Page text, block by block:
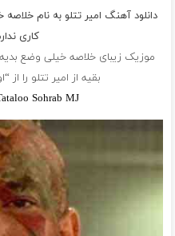
دانلود آهنگ امیر تتلو به نام
کاری
موزیک زیبای خلاصه خیلی وضع بدیه
بقیه از امیر تتلو را از
Sohrab MJ